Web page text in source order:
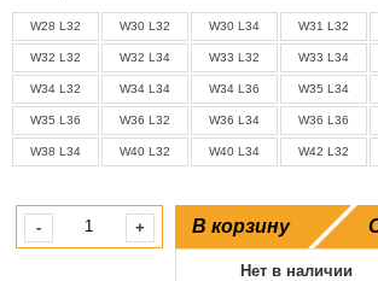
W28 L32 W30 L32 W30 L34 W31 L32
W32 L32 W32 L34 W33 L32 W33 L34
W34 L32 W34 L34 W34 L36 W35 L34
W35 L36 W36 L32 W36 L34 W36 L36
W38 L34 W40 L32 W40 L34 W42 L32
- + В корзину
Нет в наличии